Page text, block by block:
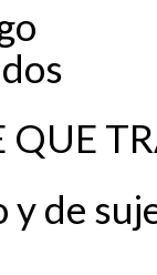
QUE
y de